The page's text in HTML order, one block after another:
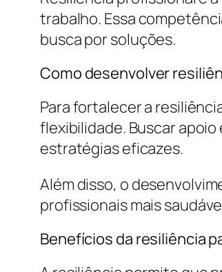
trabalho. Essa
busca por soluções.
Como desenvolver
Para fortalecer a
flexibilidade. Buscar
estratégias eficazes.
Além disso, o
profissionais mais
Benefícios da resiliência